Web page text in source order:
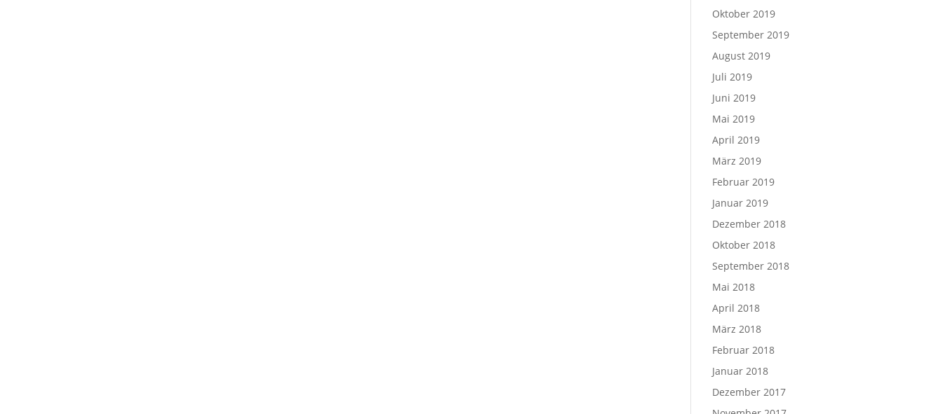
Oktober 2019
September 2019
August 2019
Juli 2019
Juni 2019
Mai 2019
April 2019
März 2019
Februar 2019
Januar 2019
Dezember 2018
Oktober 2018
September 2018
Mai 2018
April 2018
März 2018
Februar 2018
Januar 2018
Dezember 2017